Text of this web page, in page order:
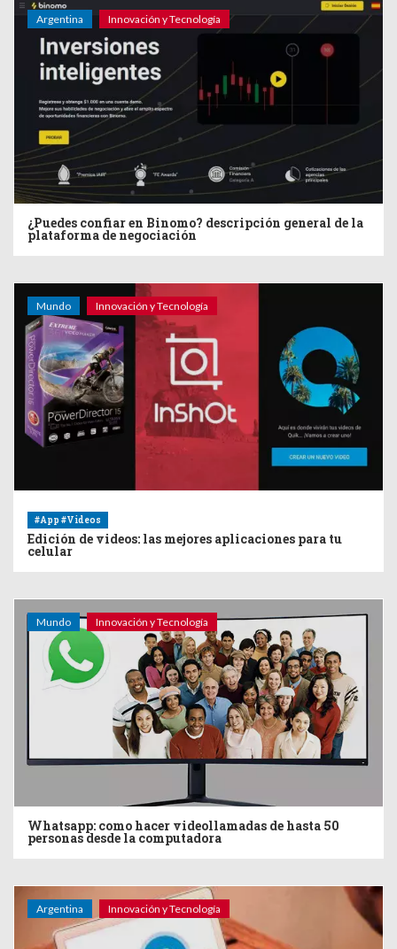
Argentina Innovación y Tecnología
¿Puedes confiar en Binomo? descripción general de la
plataforma de negociación
Mundo Innovación y Tecnología
#App #Videos
Edición de videos: las mejores aplicaciones para tu
celular
Mundo Innovación y Tecnología
Whatsapp: como hacer videollamadas de hasta 50
personas desde la computadora
Argentina Innovación y Tecnología